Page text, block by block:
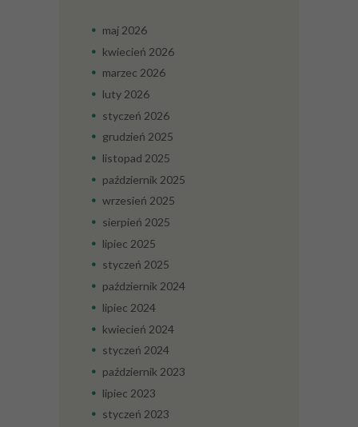
maj 2026
kwiecień 2026
marzec 2026
luty 2026
styczeń 2026
grudzień 2025
listopad 2025
październik 2025
wrzesień 2025
sierpień 2025
lipiec 2025
styczeń 2025
październik 2024
lipiec 2024
kwiecień 2024
styczeń 2024
październik 2023
lipiec 2023
styczeń 2023